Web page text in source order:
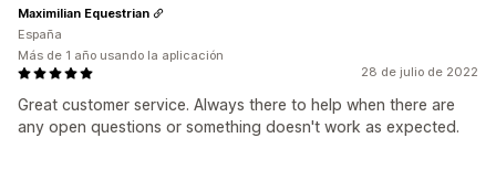
28 de julio de 2022
Great customer service. Always there to help when there are
any open questions or something doesn't work as expected.
Maximilian Equestrian
España
Más de 1 año usando la aplicación